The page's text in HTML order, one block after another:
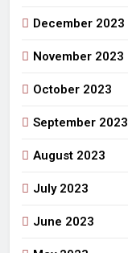
December 2023
November 2023
October 2023
September 2023
August 2023
July 2023
June 2023